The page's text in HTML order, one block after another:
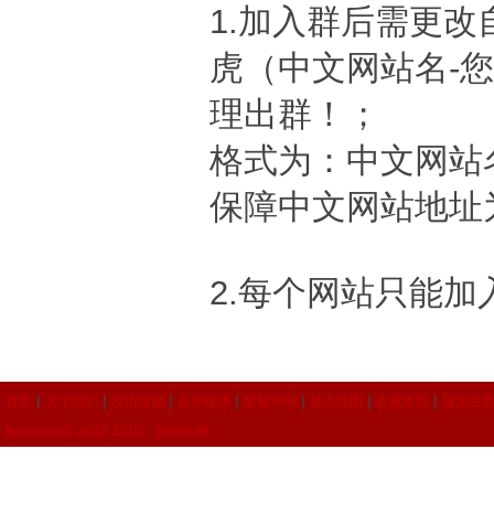
1.加入群后需更改
虎（中文网站名-
理出群！；
格式为：中文网
保障中文网站地址
2.每个网站只能加
首页 | 关于我们 | 友情链接 | 合作媒体 | 版权声明 | 站点地图 | 收藏本站 | 设为主页
fbzu.com © 2002-2010 新锐车网